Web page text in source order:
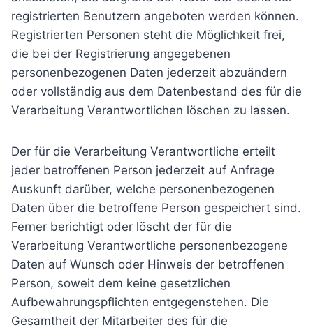
registrierten Benutzern angeboten werden können.
Registrierten Personen steht die Möglichkeit frei,
die bei der Registrierung angegebenen
personenbezogenen Daten jederzeit abzuändern
oder vollständig aus dem Datenbestand des für die
Verarbeitung Verantwortlichen löschen zu lassen.
Der für die Verarbeitung Verantwortliche erteilt
jeder betroffenen Person jederzeit auf Anfrage
Auskunft darüber, welche personenbezogenen
Daten über die betroffene Person gespeichert sind.
Ferner berichtigt oder löscht der für die
Verarbeitung Verantwortliche personenbezogene
Daten auf Wunsch oder Hinweis der betroffenen
Person, soweit dem keine gesetzlichen
Aufbewahrungspflichten entgegenstehen. Die
Gesamtheit der Mitarbeiter des für die